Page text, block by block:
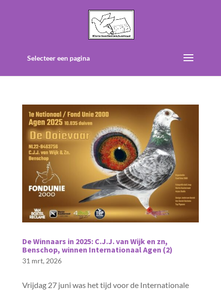
Selecteer een pagina
De Winnaars in 2025: C.J.J. van Wijk en zn,
Benschop, winnen Internationaal Agen (2)
31 mrt, 2026
Vrijdag 27 juni was het tijd voor de Internationale